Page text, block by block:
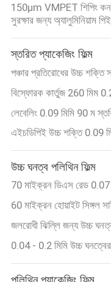
150μm VMPET শিপিং
সুরক্ষার জন্য অ্যালুমিনিয়াম
স্তরিত প্যাকেজিং ফিল্ম
পঞ্চার প্রতিরোধের উচ্চ শক্তি
বিস্ফোরক কার্তুজ 260 মিম
লেবেলিং 0.09 মিমি 90 ম
এইচডিপিই উচ্চ শক্তি 0.09
উচ্চ ঘনত্ব পলিথিন ফিল্ম
70 মাইক্রন ডিএস রেড 0.07
60 মাইক্রন হোয়াইট সিঙ্গল
জলরোধী ঝিল্লি জন্য উচ্চ
0.04 - 0.2 মিমি উচ্চ ঘনত্বের